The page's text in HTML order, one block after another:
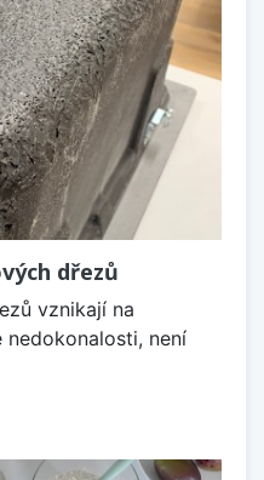
dřezů
vznikají na
nedokonalosti, není